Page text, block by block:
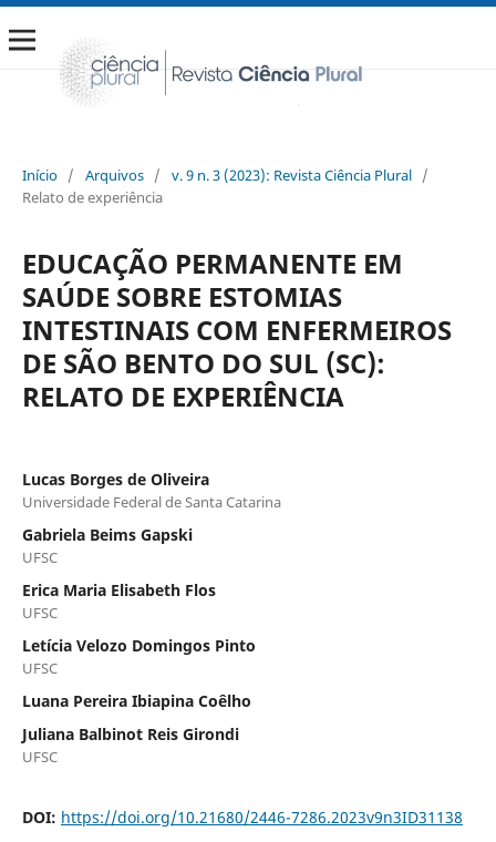
Início / Arquivos / v. 9 n. 3 (2023): Revista Ciência Plural /
Relato de experiência
EDUCAÇÃO PERMANENTE EM
SAÚDE SOBRE ESTOMIAS
INTESTINAIS COM ENFERMEIROS
DE SÃO BENTO DO SUL (SC):
RELATO DE EXPERIÊNCIA
Lucas Borges de Oliveira
Universidade Federal de Santa Catarina
Gabriela Beims Gapski
UFSC
Erica Maria Elisabeth Flos
UFSC
Letícia Velozo Domingos Pinto
UFSC
Luana Pereira Ibiapina Coêlho
Juliana Balbinot Reis Girondi
UFSC
DOI: https://doi.org/10.21680/2446-7286.2023v9n3ID31138